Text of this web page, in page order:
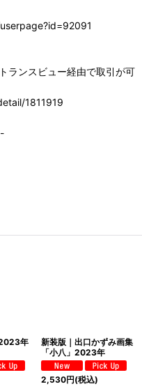
ランスビュー経由で取引が可
1811919
年
新装版｜出口かずみ画集
「小八」2023年
2,530円(税込)